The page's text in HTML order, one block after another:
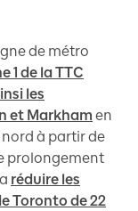
de métro
1 de la TTC
les
et Markham en
nord à partir de
prolongement
réduire les
Toronto de 22